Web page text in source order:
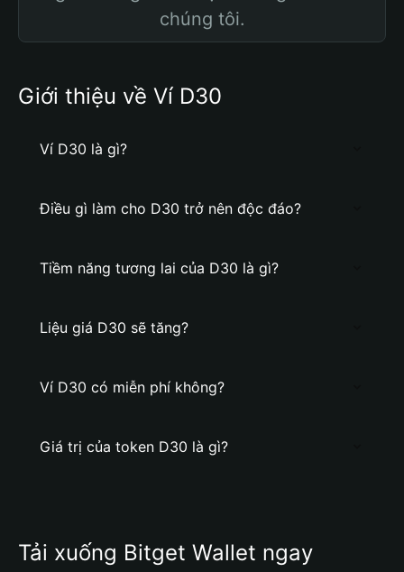
chúng tôi.
Giới thiệu về Ví D30
Ví D30 là gì?
Điều gì làm cho D30 trở nên độc đáo?
Tiềm năng tương lai của D30 là gì?
Liệu giá D30 sẽ tăng?
Ví D30 có miễn phí không?
Giá trị của token D30 là gì?
Tải xuống Bitget Wallet ngay